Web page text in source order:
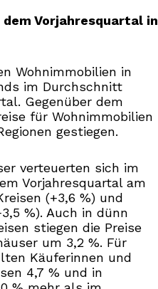
Vorjahresquartal in
Wohnimmobilien in
im Durchschnitt
Gegenüber dem
für Wohnimmobilien
gestiegen.
verteuerten sich im
Vorjahresquartal am
(+3,6 %) und
%). Auch in dünn
stiegen die Preise
um 3,2 %. Für
Käuferinnen und
4,7 % und in